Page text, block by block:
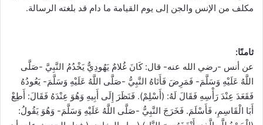
مكلف من الإنس والجن إلى يوم القيامة ما دام قد بلغته الرسالة.
ثامنًا:
عن أنس -رضي الله عنه- قال: كَانَ غُلامٌ يَهُودِيٌّ يَخْدُمُ النَّبِيَّ -صَلَّى
اللَّهُ عَلَيْهِ وَسَلَّمَ- فَمَرِضَ فَأَتَاهُ النَّبِيُّ -صَلَّى اللَّهُ عَلَيْهِ وَسَلَّمَ- يَعُودُهُ
فَقَعَدَ عِنْدَ رَأْسِهِ فَقَالَ لَهُ: (أَسْلِمْ). فَنَظَرَ إِلَى أَبِيهِ وَهُوَ عِنْدَهُ فَقَالَ: أَطِعْ
أَبَا الْقَاسِمِ، فَأَسْلَمَ. فَخَرَجَ النَّبِيُّ -صَلَّى اللَّهُ عَلَيْهِ وَسَلَّمَ- وَهُوَ يَقُولُ: